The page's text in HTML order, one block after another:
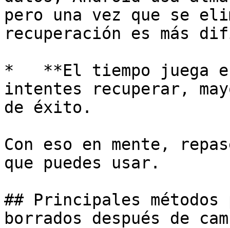
pero una vez que se
recuperación es más
*   **El tiempo juega
intentes recuperar,
de éxito.
Con eso en mente,
que puedes usar.
## Principales métodos
borrados después de